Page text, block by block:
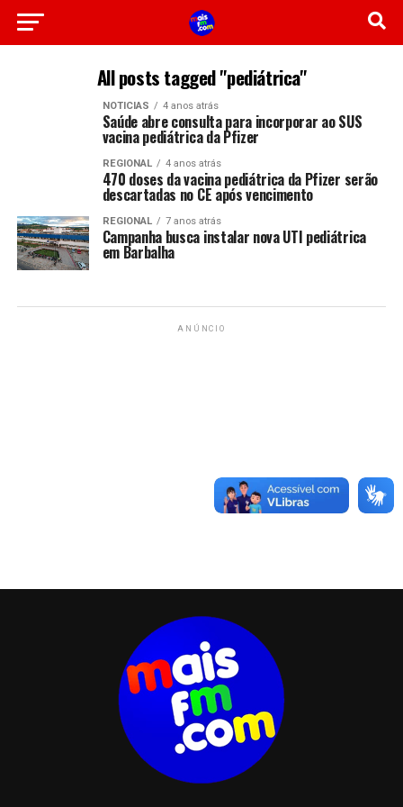
All posts tagged "pediátrica"
NOTICIAS 4 anos atrás
Saúde abre consulta para incorporar ao SUS
vacina pediátrica da Pfizer
REGIONAL 4 anos atrás
470 doses da vacina pediátrica da Pfizer serão
descartadas no CE após vencimento
REGIONAL 7 anos atrás
Campanha busca instalar nova UTI pediátrica
em Barbalha
ANÚNCIO